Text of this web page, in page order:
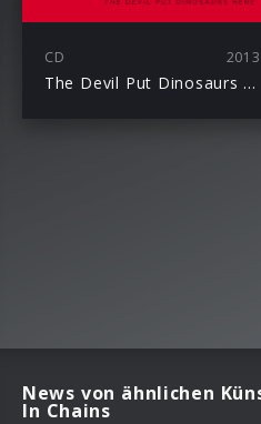
CD 2013
The Devil Put Dinosaurs Here
News von ähnlichen
In Chains